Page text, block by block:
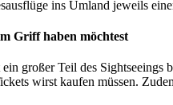
ins Umland jeweils
Griff haben möchtest
großer Teil des
wirst kaufen müssen.